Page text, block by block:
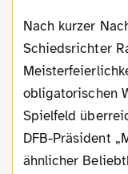
Nach kurzer Nachspielzeit beendete
Schiedsrichter
obligatorischen
Spielfeld
DFB-Präsident
ähnlicher